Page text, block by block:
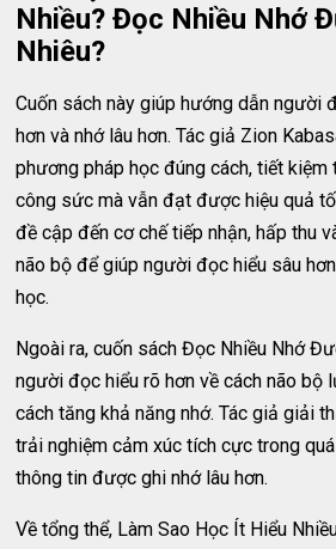
Nhiều? Đọc Nhiều Nhớ
Nhiêu?
Cuốn sách này giúp hướng dẫn người
hơn và nhớ lâu hơn. Tác giả Zion
phương pháp học đúng cách, tiết kiệm
công sức mà vẫn đạt được hiệu quả
đề cập đến cơ chế tiếp nhận, hấp thu
não bộ để giúp người đọc hiểu sâu
học.
Ngoài ra, cuốn sách Đọc Nhiều Nhớ
người đọc hiểu rõ hơn về cách não bộ
cách tăng khả năng nhớ. Tác giả giải
trải nghiệm cảm xúc tích cực trong
thông tin được ghi nhớ lâu hơn.
Về tổng thể, Làm Sao Học Ít Hiểu